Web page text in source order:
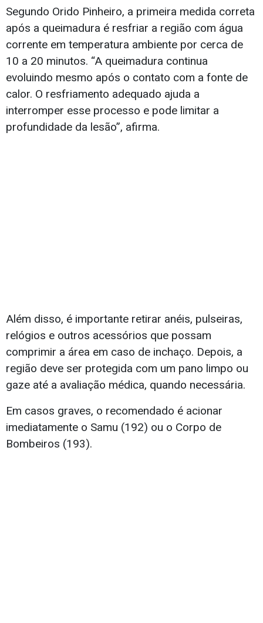
Segundo Orido Pinheiro, a primeira medida correta
após a queimadura é resfriar a região com água
corrente em temperatura ambiente por cerca de
10 a 20 minutos. “A queimadura continua
evoluindo mesmo após o contato com a fonte de
calor. O resfriamento adequado ajuda a
interromper esse processo e pode limitar a
profundidade da lesão”, afirma.
Além disso, é importante retirar anéis, pulseiras,
relógios e outros acessórios que possam
comprimir a área em caso de inchaço. Depois, a
região deve ser protegida com um pano limpo ou
gaze até a avaliação médica, quando necessária.
Em casos graves, o recomendado é acionar
imediatamente o Samu (192) ou o Corpo de
Bombeiros (193).